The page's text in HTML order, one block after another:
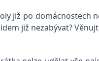
již po
již nezabývat?